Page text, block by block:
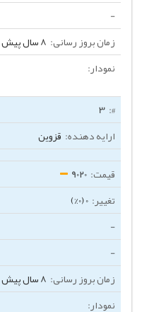
-
8 سال پیش
3
قزوین
9020
0 (0%)
-
-
8 سال پیش